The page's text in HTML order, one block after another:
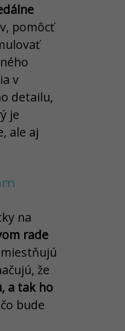
pomôcť
v
detailu,
je
ale aj
na
rade
že
a tak ho
bude